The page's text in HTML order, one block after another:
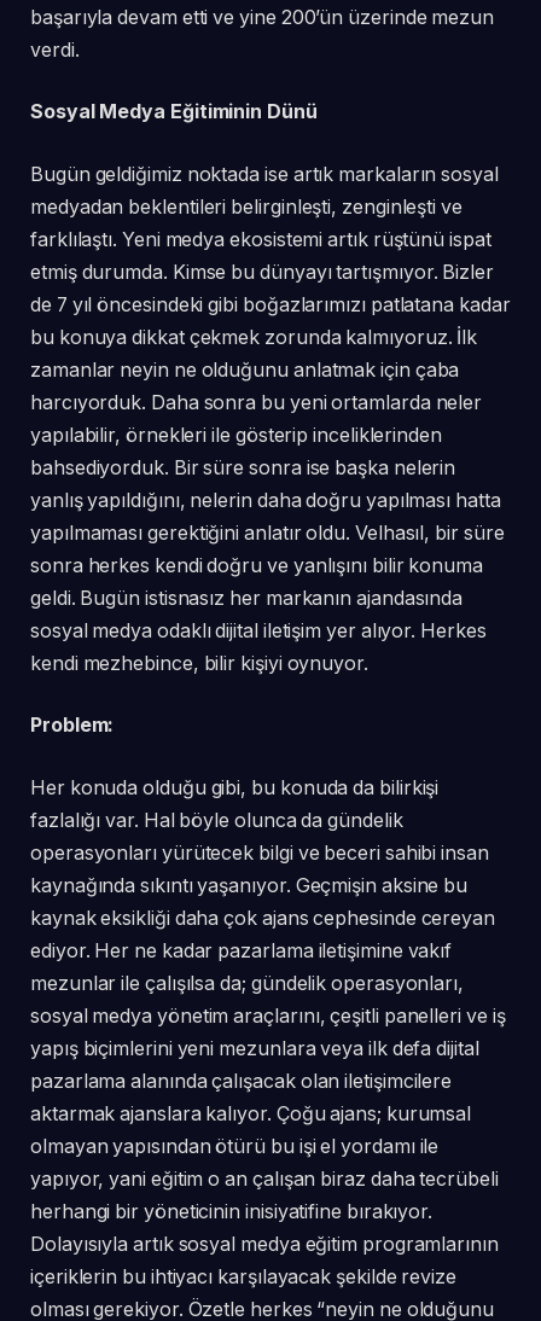
başarıyla devam etti ve yine 200’ün üzerinde mezun
verdi.
Sosyal Medya Eğitiminin Dünü
Bugün geldiğimiz noktada ise artık markaların sosyal
medyadan beklentileri belirginleşti, zenginleşti ve
farklılaştı. Yeni medya ekosistemi artık rüştünü ispat
etmiş durumda. Kimse bu dünyayı tartışmıyor. Bizler
de 7 yıl öncesindeki gibi boğazlarımızı patlatana kadar
bu konuya dikkat çekmek zorunda kalmıyoruz. İlk
zamanlar neyin ne olduğunu anlatmak için çaba
harcıyorduk. Daha sonra bu yeni ortamlarda neler
yapılabilir, örnekleri ile gösterip inceliklerinden
bahsediyorduk. Bir süre sonra ise başka nelerin
yanlış yapıldığını, nelerin daha doğru yapılması hatta
yapılmaması gerektiğini anlatır oldu. Velhasıl, bir süre
sonra herkes kendi doğru ve yanlışını bilir konuma
geldi. Bugün istisnasız her markanın ajandasında
sosyal medya odaklı dijital iletişim yer alıyor. Herkes
kendi mezhebince, bilir kişiyi oynuyor.
Problem:
Her konuda olduğu gibi, bu konuda da bilirkişi
fazlalığı var. Hal böyle olunca da gündelik
operasyonları yürütecek bilgi ve beceri sahibi insan
kaynağında sıkıntı yaşanıyor. Geçmişin aksine bu
kaynak eksikliği daha çok ajans cephesinde cereyan
ediyor. Her ne kadar pazarlama iletişimine vakıf
mezunlar ile çalışılsa da; gündelik operasyonları,
sosyal medya yönetim araçlarını, çeşitli panelleri ve iş
yapış biçimlerini yeni mezunlara veya ilk defa dijital
pazarlama alanında çalışacak olan iletişimcilere
aktarmak ajanslara kalıyor. Çoğu ajans; kurumsal
olmayan yapısından ötürü bu işi el yordamı ile
yapıyor, yani eğitim o an çalışan biraz daha tecrübeli
herhangi bir yöneticinin inisiyatifine bırakıyor.
Dolayısıyla artık sosyal medya eğitim programlarının
içeriklerin bu ihtiyacı karşılayacak şekilde revize
olması gerekiyor. Özetle herkes “neyin ne olduğunu